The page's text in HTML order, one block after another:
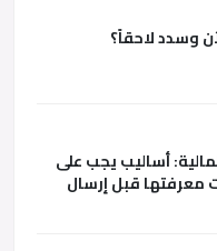
وسدد لاحقاً؟
أساليب يجب على
معرفتها قبل إرسال